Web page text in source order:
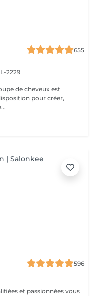
655
2229
de cheveux est
pour créer,
596
et passionnées vous